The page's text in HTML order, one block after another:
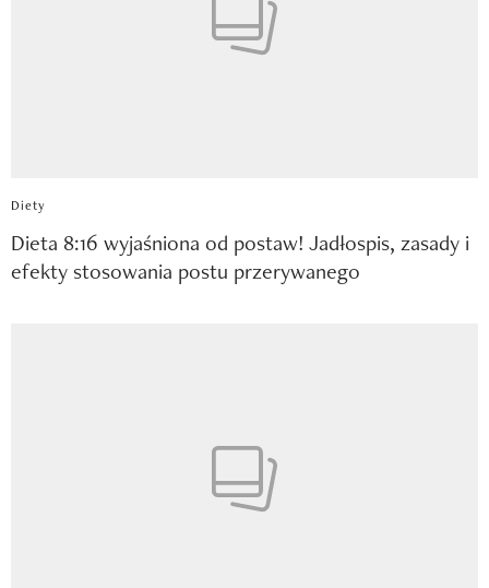
Diety
Dieta 8:16 wyjaśniona od postaw! Jadłospis, zasady i
efekty stosowania postu przerywanego